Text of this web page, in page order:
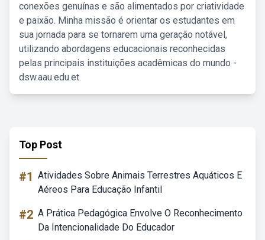
conexões genuínas e são alimentados por criatividade
e paixão. Minha missão é orientar os estudantes em
sua jornada para se tornarem uma geração notável,
utilizando abordagens educacionais reconhecidas
pelas principais instituições acadêmicas do mundo -
dsw.aau.edu.et.
Top Post
#1 Atividades Sobre Animais Terrestres Aquáticos E
Aéreos Para Educação Infantil
#2 A Prática Pedagógica Envolve O Reconhecimento
Da Intencionalidade Do Educador